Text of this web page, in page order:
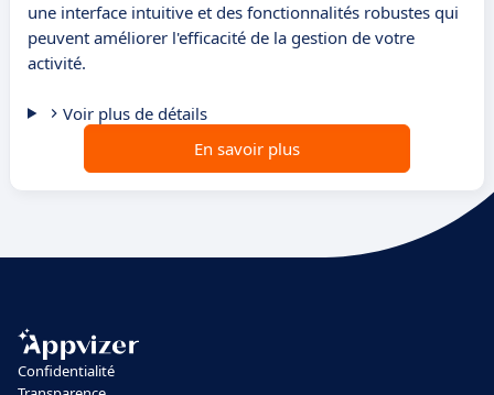
une interface intuitive et des fonctionnalités robustes qui
peuvent améliorer l'efficacité de la gestion de votre
activité.
Voir plus de détails
En savoir plus
Confidentialité